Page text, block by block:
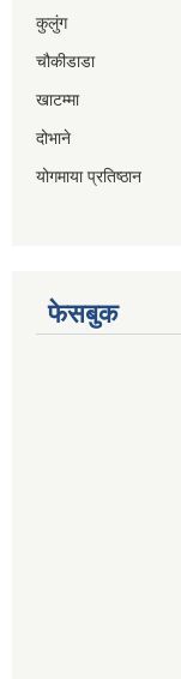
कुलुंग
चौकीडाडा
खाटम्मा
दोभाने
योगमाया प्रतिष्ठान
फेसबुक